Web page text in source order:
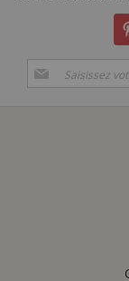
Inscription
à